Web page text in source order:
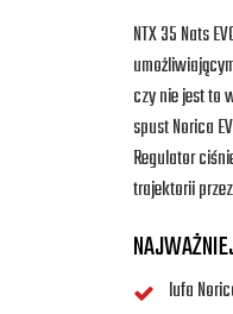
NTX 35 Nats
czy nie jest to
spust Norica
Regulator
trajektorii
lufa